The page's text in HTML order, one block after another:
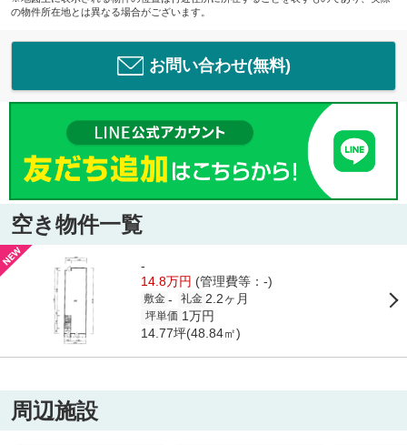
の物件所在地とは異なる場合がございます。
お問い合わせ(無料)
空き物件一覧
-
14.8万円 (管理費等：-)
敷金 - 礼金 2.2ヶ月
坪単価 1万円
14.77坪(48.84㎡)
周辺施設